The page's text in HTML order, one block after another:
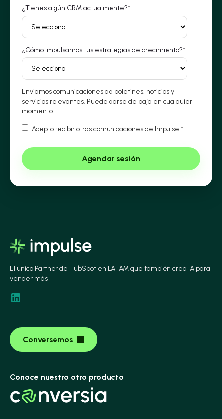
¿Tienes algún CRM actualmente?*
¿Cómo impulsamos tus estrategias de crecimiento?*
Enviamos comunicaciones de boletines, noticias y
servicios relevantes. Puede darse de baja en cualquier
momento.
Acepto recibir otras comunicaciones de Impulse.*
El único Partner de HubSpot en LATAM que también crea IA para
vender más
Conversemos
Conoce nuestro otro producto